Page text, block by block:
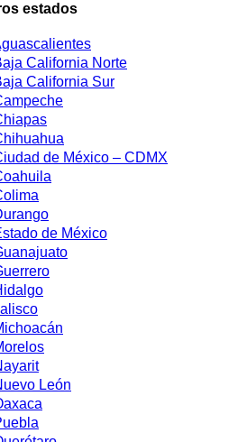
estados
California Norte
California Sur
de México – CDMX
de México
León